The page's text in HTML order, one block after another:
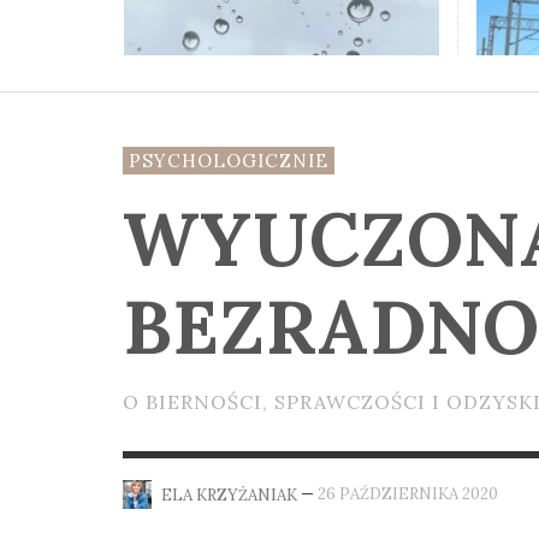
JAK
SIĘ
2026
PSYCHOLOGICZNIE
O BIERNOŚCI, SPRAWCZOŚCI I
ELA KRZYŻANIAK— 26 PAŹDZIERNIKA 2020